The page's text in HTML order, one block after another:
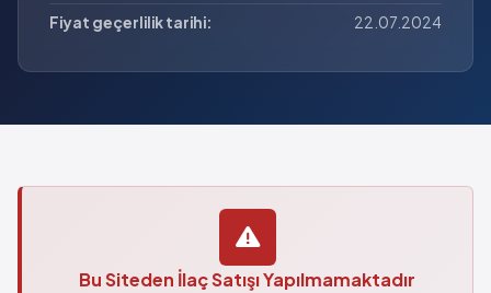
Fiyat geçerlilik tarihi:
22.07.2024
Bu Siteden İlaç Satışı Yapılmamaktadır